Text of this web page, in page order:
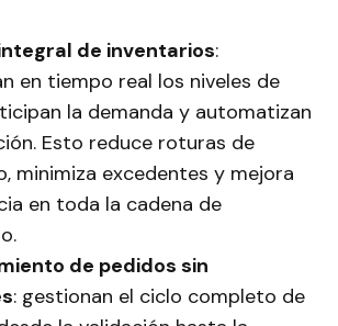
de inventarios:
en tiempo real los niveles de
la demanda y automatizan
Esto reduce roturas de
minimiza excedentes y mejora
en toda la cadena de
de pedidos sin
: gestionan el ciclo completo de